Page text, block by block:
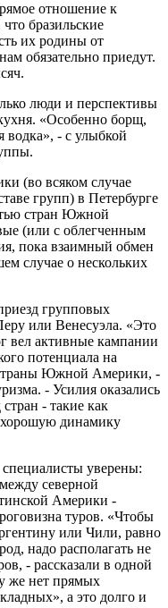
отношение к
бразильские
их родины от
обязательно приедут.
люди и перспективы
«Особенно борщ,
- с улыбкой
(во всяком случае
групп) в Петербурге
стран Южной
(или с облегченным
пока взаимный обмен
случае о нескольких
групповых
или Венесуэла. «Это
вел активные кампании
потенциала на
Южной Америки, -
- Усилия оказались
- такие как
динамику
уверены:
северной
Америки -
туров. «Чтобы
или Чили, равно
надо располагать не
- рассказали в одной
же нет прямых
а это долго и